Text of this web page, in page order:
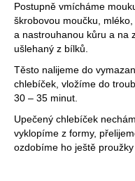
Postupně vmícháme
škrobovou moučku,
a nastrouhanou kůru a na
ušlehaný z bílků.
Těsto nalijeme do
chlebíček, vložíme do
30 – 35 minut.
Upečený chlebíček
vyklopíme z formy,
ozdobíme ho ještě